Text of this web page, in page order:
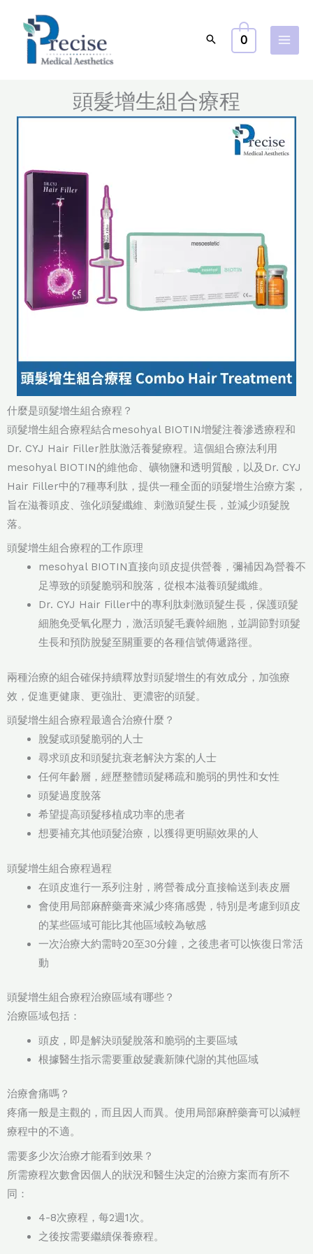
0
頭髮增生組合療程
什麼是頭髮增生組合療程？
頭髮增生組合療程結合mesohyal BIOTIN增髮注養滲透療程和
Dr. CYJ Hair Filler胜肽激活養髮療程。這個組合療法利用
mesohyal BIOTIN的維他命、礦物鹽和透明質酸，以及Dr. CYJ
Hair Filler中的7種專利肽，提供一種全面的頭髮增生治療方案，
旨在滋養頭皮、強化頭髮纖維、刺激頭髮生長，並減少頭髮脫
落。
頭髮增生組合療程的工作原理
mesohyal BIOTIN直接向頭皮提供營養，彌補因為營養不
足導致的頭髮脆弱和脫落，從根本滋養頭髮纖維。
Dr. CYJ Hair Filler中的專利肽刺激頭髮生長，保護頭髮
細胞免受氧化壓力，激活頭髮毛囊幹細胞，並調節對頭髮
生長和預防脫髮至關重要的各種信號傳遞路徑。
兩種治療的組合確保持續釋放對頭髮增生的有效成分，加強療
效，促進更健康、更強壯、更濃密的頭髮。
頭髮增生組合療程最適合治療什麼？
脫髮或頭髮脆弱的人士
尋求頭皮和頭髮抗衰老解決方案的人士
任何年齡層，經歷整體頭髮稀疏和脆弱的男性和女性
頭髮過度脫落
希望提高頭髮移植成功率的患者
想要補充其他頭髮治療，以獲得更明顯效果的人
頭髮增生組合療程過程
在頭皮進行一系列注射，將營養成分直接輸送到表皮層
會使用局部麻醉藥膏來減少疼痛感覺，特別是考慮到頭皮
的某些區域可能比其他區域較為敏感
一次治療大約需時20至30分鐘，之後患者可以恢復日常活
動
頭髮增生組合療程治療區域有哪些？
治療區域包括：
頭皮，即是解決頭髮脫落和脆弱的主要區域
根據醫生指示需要重啟髮囊新陳代謝的其他區域
治療會痛嗎？
疼痛一般是主觀的，而且因人而異。使用局部麻醉藥膏可以減輕
療程中的不適。
需要多少次治療才能看到效果？
所需療程次數會因個人的狀況和醫生決定的治療方案而有所不
同：
4-8次療程，每2週1次。
之後按需要繼續保養療程。